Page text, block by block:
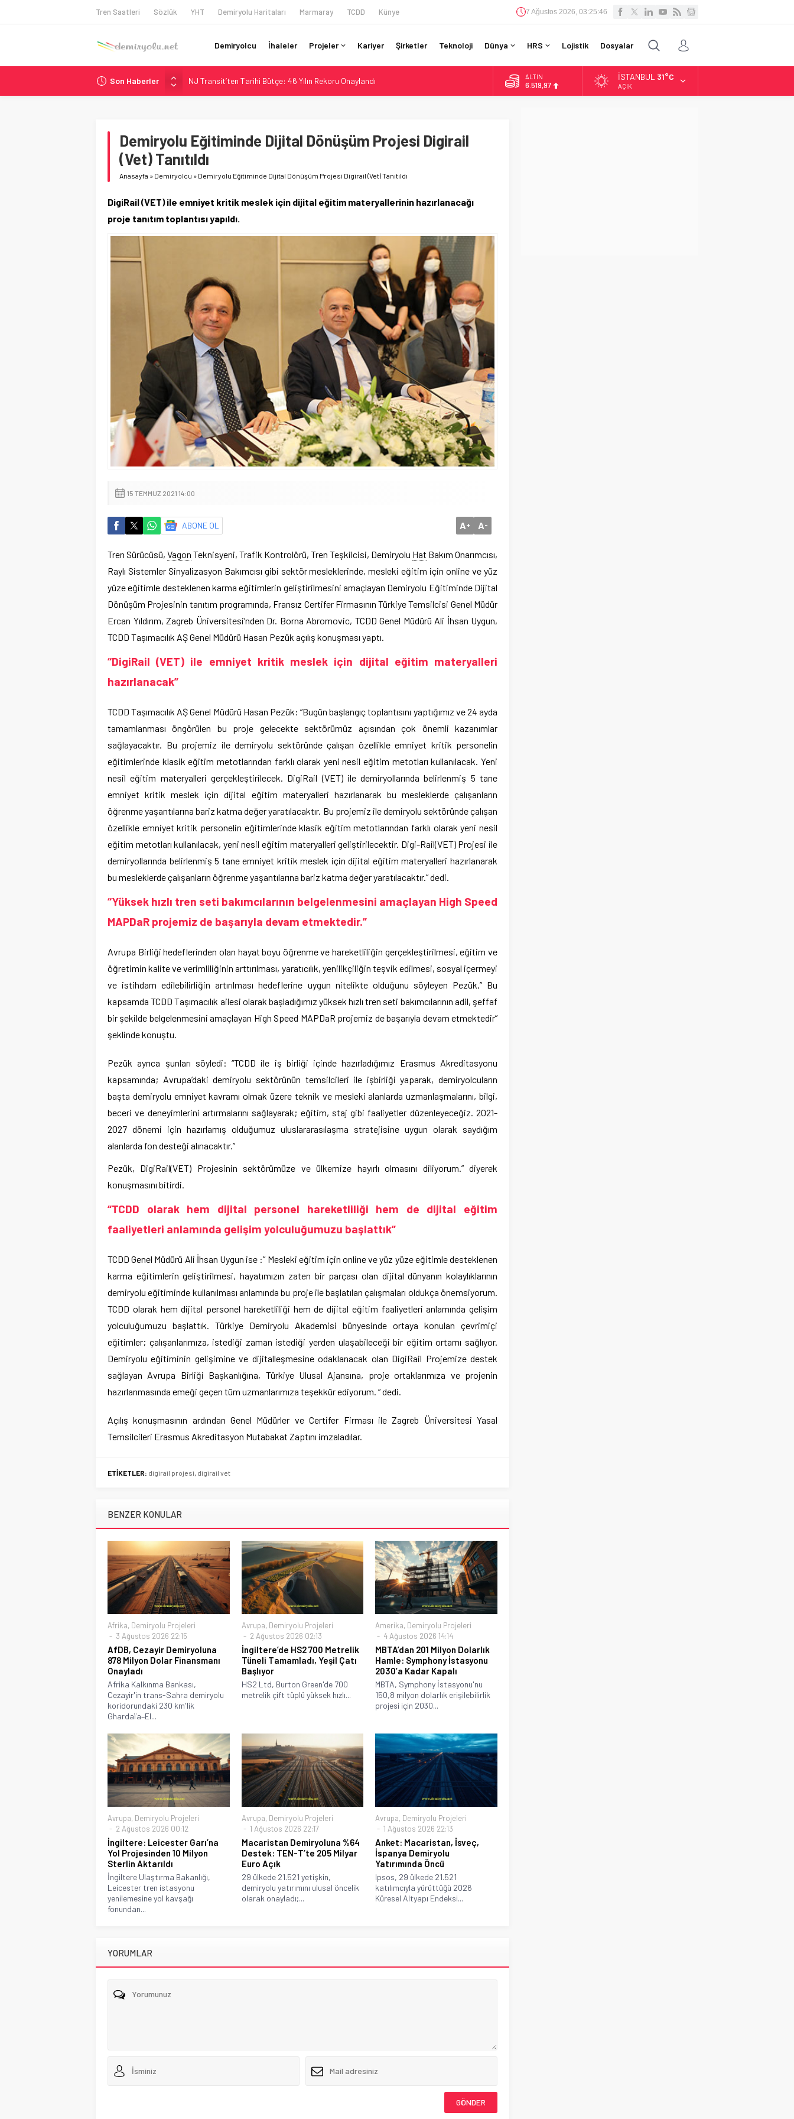
Tren Saatleri Sözlük YHT Demiryolu Haritaları Marmaray TCDD Künye 7 Ağustos 2026, 03:25:47
Demiryolcu İhaleler Projeler Kariyer Şirketler Teknoloji Dünya HRS Lojistik Dosyalar
Son Haberler
NJ Transit’ten Tarihi Bütçe: 46 Yılın Rekoru Onaylandı
Rocky Mountain, Güneş Enerjili Tesisten İlk Rayı Sevk Etti
Long Beach Limanı’na 58 Milyon Dolarlık Yeşil Yatırım Ödülü
Chicago’da Metra Polisi BVLOS Drone’larla Müdahale Süresini Kısalttı
ALTIN
6.519,97
İSTANBUL 31°C
AÇIK
Demiryolu Eğitiminde Dijital Dönüşüm Projesi Digirail
(Vet) Tanıtıldı
Anasayfa » Demiryolcu » Demiryolu Eğitiminde Dijital Dönüşüm Projesi Digirail (Vet) Tanıtıldı
DigiRail (VET) ile emniyet kritik meslek için dijital eğitim materyallerinin hazırlanacağı
proje tanıtım toplantısı yapıldı.
15 TEMMUZ 2021 14:00
ABONE OL A+ A-
Tren Sürücüsü, Vagon Teknisyeni, Trafik Kontrolörü, Tren Teşkilcisi, Demiryolu Hat Bakım Onarımcısı,
Raylı Sistemler Sinyalizasyon Bakımcısı gibi sektör mesleklerinde, mesleki eğitim için online ve yüz
yüze eğitimle desteklenen karma eğitimlerin geliştirilmesini amaçlayan Demiryolu Eğitiminde Dijital
Dönüşüm Projesinin tanıtım programında, Fransız Certifer Firmasının Türkiye Temsilcisi Genel Müdür
Ercan Yıldırım, Zagreb Üniversitesi’nden Dr. Borna Abromovic, TCDD Genel Müdürü Ali İhsan Uygun,
TCDD Taşımacılık AŞ Genel Müdürü Hasan Pezük açılış konuşması yaptı.
“DigiRail (VET) ile emniyet kritik meslek için dijital eğitim materyalleri
hazırlanacak”
TCDD Taşımacılık AŞ Genel Müdürü Hasan Pezük: “Bugün başlangıç toplantısını yaptığımız ve 24 ayda
tamamlanması öngörülen bu proje gelecekte sektörümüz açısından çok önemli kazanımlar
sağlayacaktır. Bu projemiz ile demiryolu sektöründe çalışan özellikle emniyet kritik personelin
eğitimlerinde klasik eğitim metotlarından farklı olarak yeni nesil eğitim metotları kullanılacak. Yeni
nesil eğitim materyalleri gerçekleştirilecek. DigiRail (VET) ile demiryollarında belirlenmiş 5 tane
emniyet kritik meslek için dijital eğitim materyalleri hazırlanarak bu mesleklerde çalışanların
öğrenme yaşantılarına bariz katma değer yaratılacaktır. Bu projemiz ile demiryolu sektöründe çalışan
özellikle emniyet kritik personelin eğitimlerinde klasik eğitim metotlarından farklı olarak yeni nesil
eğitim metotları kullanılacak, yeni nesil eğitim materyalleri geliştirilecektir. Digi-Rail(VET) Projesi ile
demiryollarında belirlenmiş 5 tane emniyet kritik meslek için dijital eğitim materyalleri hazırlanarak
bu mesleklerde çalışanların öğrenme yaşantılarına bariz katma değer yaratılacaktır.” dedi.
“Yüksek hızlı tren seti bakımcılarının belgelenmesini amaçlayan High Speed
MAPDaR projemiz de başarıyla devam etmektedir.”
Avrupa Birliği hedeflerinden olan hayat boyu öğrenme ve hareketliliğin gerçekleştirilmesi, eğitim ve
öğretimin kalite ve verimliliğinin arttırılması, yaratıcılık, yenilikçiliğin teşvik edilmesi, sosyal içermeyi
ve istihdam edilebilirliğin artırılması hedeflerine uygun nitelikte olduğunu söyleyen Pezük,” Bu
kapsamda TCDD Taşımacılık ailesi olarak başladığımız yüksek hızlı tren seti bakımcılarının adil, şeffaf
bir şekilde belgelenmesini amaçlayan High Speed MAPDaR projemiz de başarıyla devam etmektedir”
şeklinde konuştu.
Pezük ayrıca şunları söyledi: “TCDD ile iş birliği içinde hazırladığımız Erasmus Akreditasyonu
kapsamında; Avrupa’daki demiryolu sektörünün temsilcileri ile işbirliği yaparak, demiryolcuların
başta demiryolu emniyet kavramı olmak üzere teknik ve mesleki alanlarda uzmanlaşmalarını, bilgi,
beceri ve deneyimlerini artırmalarını sağlayarak; eğitim, staj gibi faaliyetler düzenleyeceğiz. 2021-
2027 dönemi için hazırlamış olduğumuz uluslararasılaşma stratejisine uygun olarak saydığım
alanlarda fon desteği alınacaktır.”
Pezük, DigiRail(VET) Projesinin sektörümüze ve ülkemize hayırlı olmasını diliyorum.” diyerek
konuşmasını bitirdi.
“TCDD olarak hem dijital personel hareketliliği hem de dijital eğitim
faaliyetleri anlamında gelişim yolculuğumuzu başlattık”
TCDD Genel Müdürü Ali İhsan Uygun ise :” Mesleki eğitim için online ve yüz yüze eğitimle desteklenen
karma eğitimlerin geliştirilmesi, hayatımızın zaten bir parçası olan dijital dünyanın kolaylıklarının
demiryolu eğitiminde kullanılması anlamında bu proje ile başlatılan çalışmaları oldukça önemsiyorum.
TCDD olarak hem dijital personel hareketliliği hem de dijital eğitim faaliyetleri anlamında gelişim
yolculuğumuzu başlattık. Türkiye Demiryolu Akademisi bünyesinde ortaya konulan çevrimiçi
eğitimler; çalışanlarımıza, istediği zaman istediği yerden ulaşabileceği bir eğitim ortamı sağlıyor.
Demiryolu eğitiminin gelişimine ve dijitalleşmesine odaklanacak olan DigiRail Projemize destek
sağlayan Avrupa Birliği Başkanlığına, Türkiye Ulusal Ajansına, proje ortaklarımıza ve projenin
hazırlanmasında emeği geçen tüm uzmanlarımıza teşekkür ediyorum. “ dedi.
Açılış konuşmasının ardından Genel Müdürler ve Certifer Firması ile Zagreb Üniversitesi Yasal
Temsilcileri Erasmus Akreditasyon Mutabakat Zaptını imzaladılar.
ETİKETLER: digirail projesi, digirail vet
BENZER KONULAR
Afrika, Demiryolu Projeleri
3 Ağustos 2026 22:15
AfDB, Cezayir Demiryoluna
878 Milyon Dolar Finansmanı
Onayladı
Afrika Kalkınma Bankası,
Cezayir'in trans-Sahra demiryolu
koridorundaki 230 km'lik
Ghardaïa–El...
Avrupa, Demiryolu Projeleri
2 Ağustos 2026 02:13
İngiltere’de HS2 700 Metrelik
Tüneli Tamamladı, Yeşil Çatı
Başlıyor
HS2 Ltd, Burton Green'de 700
metrelik çift tüplü yüksek hızlı...
Amerika, Demiryolu Projeleri
4 Ağustos 2026 14:14
MBTA’dan 201 Milyon Dolarlık
Hamle: Symphony İstasyonu
2030’a Kadar Kapalı
MBTA, Symphony İstasyonu'nu
150,8 milyon dolarlık erişilebilirlik
projesi için 2030...
Avrupa, Demiryolu Projeleri
2 Ağustos 2026 00:12
İngiltere: Leicester Garı’na
Yol Projesinden 10 Milyon
Sterlin Aktarıldı
İngiltere Ulaştırma Bakanlığı,
Leicester tren istasyonu
yenilemesine yol kavşağı
fonundan...
Avrupa, Demiryolu Projeleri
1 Ağustos 2026 22:17
Macaristan Demiryoluna %64
Destek: TEN-T’te 205 Milyar
Euro Açık
29 ülkede 21.521 yetişkin,
demiryolu yatırımını ulusal öncelik
olarak onayladı;...
Avrupa, Demiryolu Projeleri
1 Ağustos 2026 22:13
Anket: Macaristan, İsveç,
İspanya Demiryolu
Yatırımında Öncü
Ipsos, 29 ülkede 21.521
katılımcıyla yürüttüğü 2026
Küresel Altyapı Endeksi...
YORUMLAR